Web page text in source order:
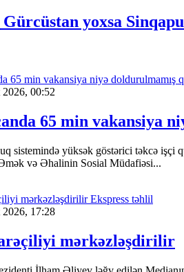
yoxsa
00:52
65 min vakansiya
sistemində yüksək göstərici təkcə işçi
və Əhalinin Sosial Müdafiəsi...
Ekspress təhlil
2026, 17:28
mərkəzləşdirilir